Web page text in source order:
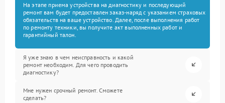
На этапе приема устройства на диагностику и последующий
ремонт вам будет предоставлен заказ-наряд с указанием страховых
обязательств на ваше устройство. Далее, после выполнения работ
по ремонту техники, вы получите акт выполненных работ и
гарантийный талон.
Я уже знаю в чем неисправность и какой
ремонт необходим. Для чего проводить
диагностику?
Мне нужен срочный ремонт. Сможете
сделать?